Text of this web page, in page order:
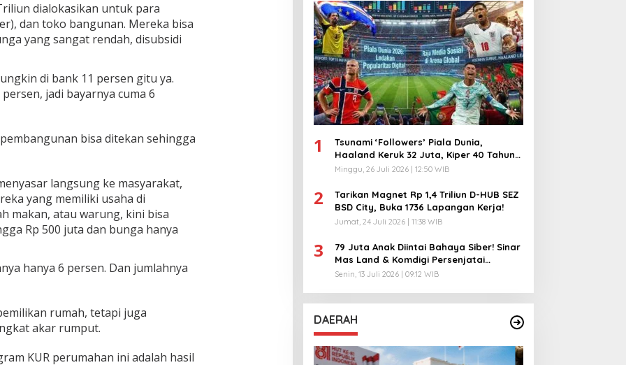
dialokasikan untuk para
dan toko bangunan. Mereka bisa
yang sangat rendah, disubsidi
di bank 11 persen gitu ya.
jadi bayarnya cuma 6
bisa ditekan sehingga
langsung ke masyarakat,
yang memiliki usaha di
makan, atau warung, kini bisa
Rp 500 juta dan bunga hanya
hanya 6 persen. Dan jumlahnya
rumah, tetapi juga
akar rumput.
KUR perumahan ini adalah hasil
1
Tsunami ‘Followers’ Piala Dunia,
Haaland Keruk 32 Juta, Kiper 40 Tahun
Bikin Geger!
Minggu, 26 Juli 2026 | 12:50 WIB
2
Tarikan Magnet Rp 1,4 Triliun D-HUB SEZ
BSD City, Buka 1736 Lapangan Kerja!
Jumat, 24 Juli 2026 | 11:38 WIB
3
79 Juta Anak Diintai Bahaya Siber! Sinar
Mas Land & Komdigi Persenjatai
Ratusan Guru!
Senin, 13 Juli 2026 | 09:12 WIB
DAERAH